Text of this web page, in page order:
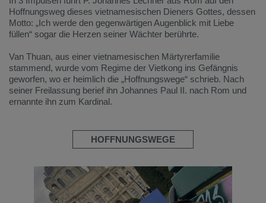
Hoffnungsweg dieses vietnamesischen Dieners Gottes, dessen
Motto: „Ich werde den gegenwärtigen Augenblick mit Liebe
füllen“ sogar die Herzen seiner Wächter berührte.
Van Thuan, aus einer vietnamesischen Märtyrerfamilie
stammend, wurde vom Regime der Vietkong ins Gefängnis
geworfen, wo er heimlich die „Hoffnungswege“ schrieb. Nach
seiner Freilassung berief ihn Johannes Paul II. nach Rom und
ernannte ihn zum Kardinal.
HOFFNUNGSWEGE